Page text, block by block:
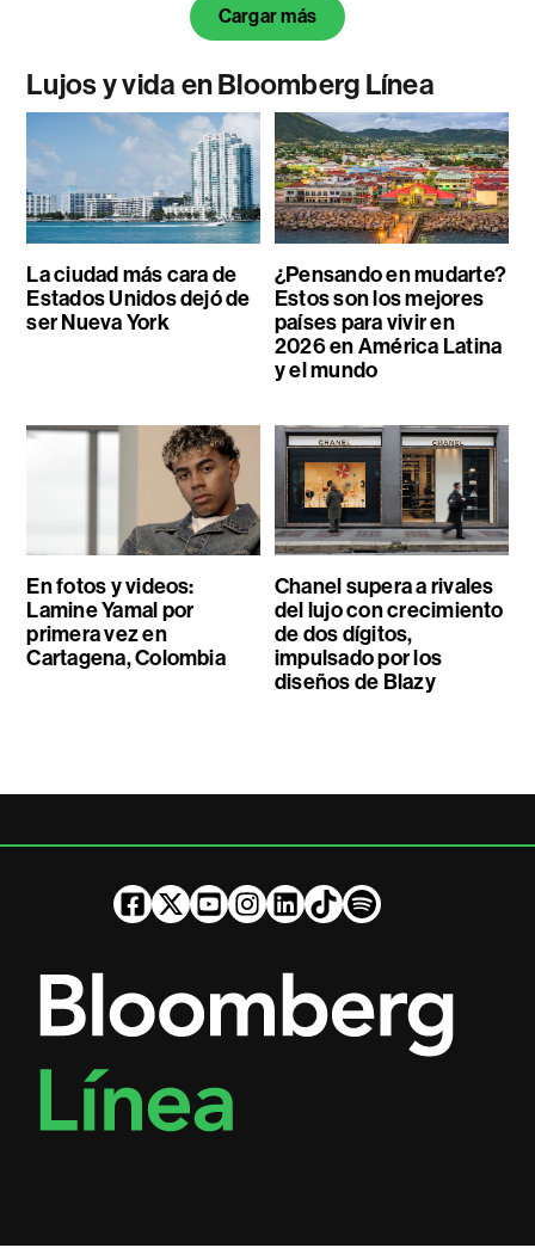
Cargar más
Lujos y vida en Bloomberg Línea
La ciudad más cara de
Estados Unidos dejó de
ser Nueva York
¿Pensando en mudarte?
Estos son los mejores
países para vivir en
2026 en América Latina
y el mundo
En fotos y videos:
Lamine Yamal por
primera vez en
Cartagena, Colombia
Chanel supera a rivales
del lujo con crecimiento
de dos dígitos,
impulsado por los
diseños de Blazy